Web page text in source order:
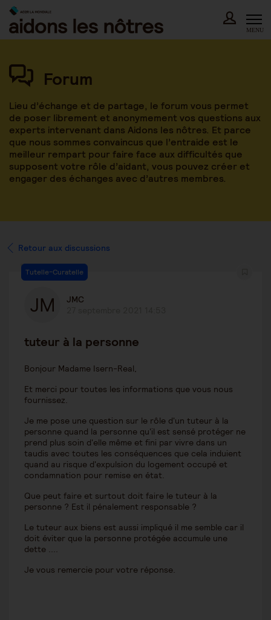
Skip
content
MENU
Forum
Lieu d’échange et de partage, le forum vous permet
de poser librement et anonymement vos questions aux
experts intervenant dans Aidons les nôtres. Et parce
que nous sommes convaincus que l’entraide est le
meilleur rempart pour faire face aux difficultés que
supposent votre rôle d’aidant, vous pouvez créer et
engager des échanges avec d’autres membres.
Retour aux discussions
Tutelle-Curatelle
JMC
tuteur à la personne
Bonjour Madame Isern-Real,
Et merci pour toutes les informations que vous nous
fournissez.
Je me pose une question sur le rôle d'un tuteur à la
personne quand la personne qu'il est sensé protéger ne
prend plus soin d'elle même et fini par vivre dans un
taudis avec toutes les conséquences que cela induient
quand au risque d'expulsion du logement occupé et
condamnation pour remise en état.
Que peut faire et surtout doit faire le tuteur à la
personne ? Est il pénalement responsable ?
Le tuteur aux biens est aussi impliqué il me semble car il
doit éviter que la personne protégée accumule une
dette ....
Je vous remercie pour votre réponse.